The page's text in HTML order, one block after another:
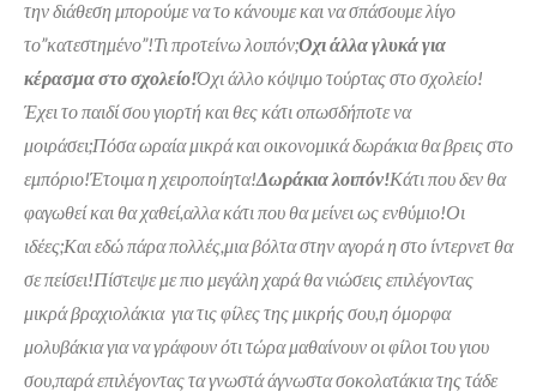
την διάθεση μπορούμε να το κάνουμε και να σπάσουμε λίγο
το”κατεστημένο”!Τι προτείνω λοιπόν;Οχι άλλα γλυκά για
κέρασμα στο σχολείο!Όχι άλλο κόψιμο τούρτας στο σχολείο!
Έχει το παιδί σου γιορτή και θες κάτι οπωσδήποτε να
μοιράσει;Πόσα ωραία μικρά και οικονομικά δωράκια θα βρεις στο
εμπόριο!Έτοιμα η χειροποίητα!Δωράκια λοιπόν!Κάτι που δεν θα
φαγωθεί και θα χαθεί,αλλα κάτι που θα μείνει ως ενθύμιο!Οι
ιδέες;Και εδώ πάρα πολλές,μια βόλτα στην αγορά η στο ίντερνετ θα
σε πείσει!Πίστεψε με πιο μεγάλη χαρά θα νιώσεις επιλέγοντας
μικρά βραχιολάκια για τις φίλες της μικρής σου,η όμορφα
μολυβάκια για να γράφουν ότι τώρα μαθαίνουν οι φίλοι του γιου
σου,παρά επιλέγοντας τα γνωστά άγνωστα σοκολατάκια της τάδε